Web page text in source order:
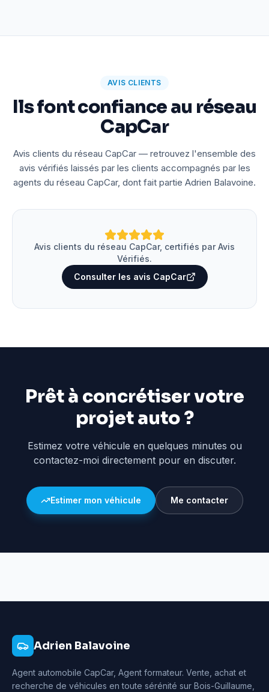
AVIS CLIENTS
Ils font confiance au réseau
CapCar
Avis clients du réseau CapCar — retrouvez l'ensemble des
avis vérifiés laissés par les clients accompagnés par les
agents du réseau CapCar, dont fait partie Adrien Balavoine.
Avis clients du réseau CapCar, certifiés par Avis
Vérifiés.
Consulter les avis CapCar
Prêt à concrétiser votre
projet auto ?
Estimez votre véhicule en quelques minutes ou
contactez-moi directement pour en discuter.
Estimer mon véhicule Me contacter
Adrien Balavoine
Agent automobile CapCar, Agent formateur. Vente, achat et
recherche de véhicules en toute sérénité sur Bois-Guillaume,